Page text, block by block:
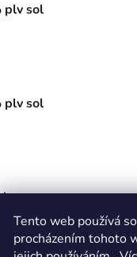
Tento web používá
procházením tohoto
plv sol
plv sol